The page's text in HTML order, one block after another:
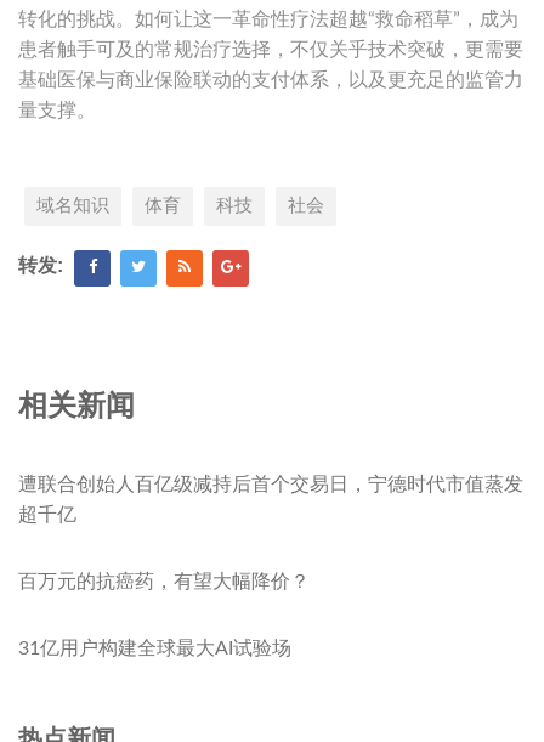
转化的挑战。如何让这一革命性疗法超越“救命稻草”，成为
患者触手可及的常规治疗选择，不仅关乎技术突破，更需要
基础医保与商业保险联动的支付体系，以及更充足的监管力
量支撑。
域名知识 体育 科技 社会
转发:
相关新闻
遭联合创始人百亿级减持后首个交易日，宁德时代市值蒸发
超千亿
百万元的抗癌药，有望大幅降价？
31亿用户构建全球最大AI试验场